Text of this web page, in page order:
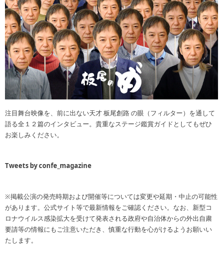
注目舞台映像を、前に出ない天才 板尾創路 の眼（フィルター）を通して
語る全１２篇のインタビュー。貴重なステージ鑑賞ガイドとしてもぜひ
お楽しみください。
Tweets by confe_magazine
※掲載公演の発売時期および開催等については変更や延期・中止の可能性
があります。公式サイト等で最新情報をご確認ください。なお、新型コ
ロナウイルス感染拡大を受けて発表される政府や自治体からの外出自粛
要請等の情報にもご注意いただき、慎重な行動を心がけるようお願いい
たします。